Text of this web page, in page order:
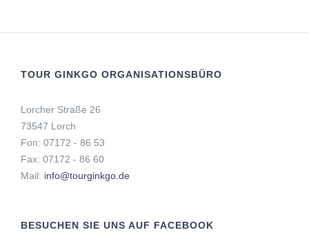
TOUR GINKGO ORGANISATIONSBÜRO
Lorcher Straße 26
73547 Lorch
Fon: 07172 - 86 53
Fax: 07172 - 86 60
Mail: info@tourginkgo.de
BESUCHEN SIE UNS AUF FACEBOOK